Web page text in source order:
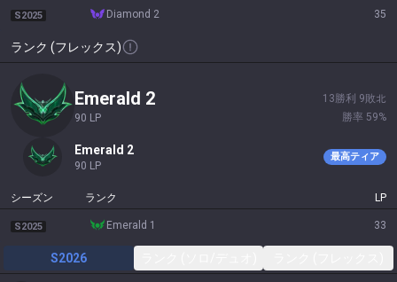
S2025 diamond 2 35
ランク (フレックス)
emerald 2
90 LP
13 勝利 9 敗北
勝率 59%
emerald 2
90 LP
最高ティア
シーズン ランク LP
S2025 emerald 1 33
S2026